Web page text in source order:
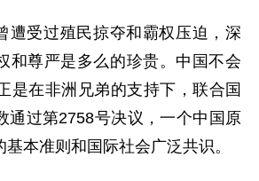
遭受过殖民掠夺和霸权压迫，深
和尊严是多么的珍贵。中国不会
是在非洲兄弟的支持下，联合国
通过第2758号决议，一个中国原
本准则和国际社会广泛共识。